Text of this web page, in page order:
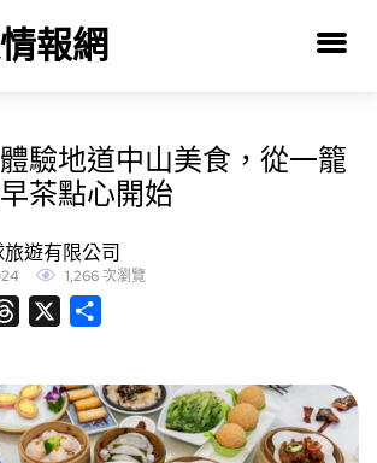
報網
驗地道中山美食，從一籠
茶點心開始
遊有限公司
1,266 次瀏覽
Threads